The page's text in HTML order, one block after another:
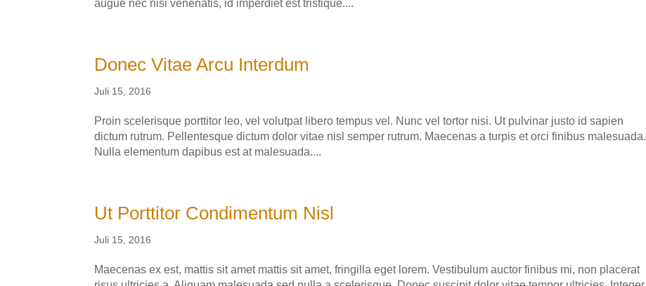
augue nec nisi venenatis, id imperdiet est tristique....
Donec Vitae Arcu Interdum
Juli 15, 2016
Proin scelerisque porttitor leo, vel volutpat libero tempus vel. Nunc vel tortor nisi. Ut pulvinar justo id sapien
dictum rutrum. Pellentesque dictum dolor vitae nisl semper rutrum. Maecenas a turpis et orci finibus malesuada.
Nulla elementum dapibus est at malesuada....
Ut Porttitor Condimentum Nisl
Juli 15, 2016
Maecenas ex est, mattis sit amet mattis sit amet, fringilla eget lorem. Vestibulum auctor finibus mi, non placerat